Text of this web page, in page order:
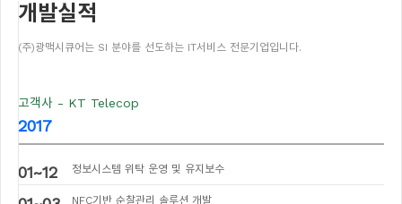
개발실적
(주)광맥시큐어는 SI 분야를 선도하는 IT서비스 전문기업입니다.
고객사 - KT Telecop
2017
01~12 정보시스템 위탁 운영 및 유지보수
NFC기반 순찰관리 솔루션 개발